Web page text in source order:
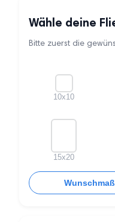
Wähle deine
Bitte zuerst die
10x10
15x20